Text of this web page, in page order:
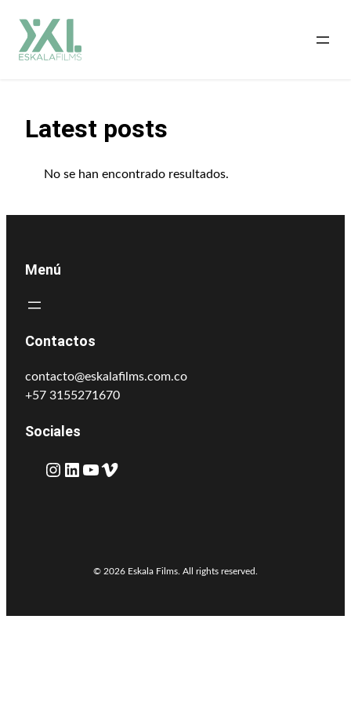
Latest posts
No se han encontrado resultados.
Menú
Contactos
contacto@eskalafilms.com.co
+57 3155271670
Sociales
Instagram LinkedIn YouTube Vimeo
© 2026 Eskala Films. All rights reserved.